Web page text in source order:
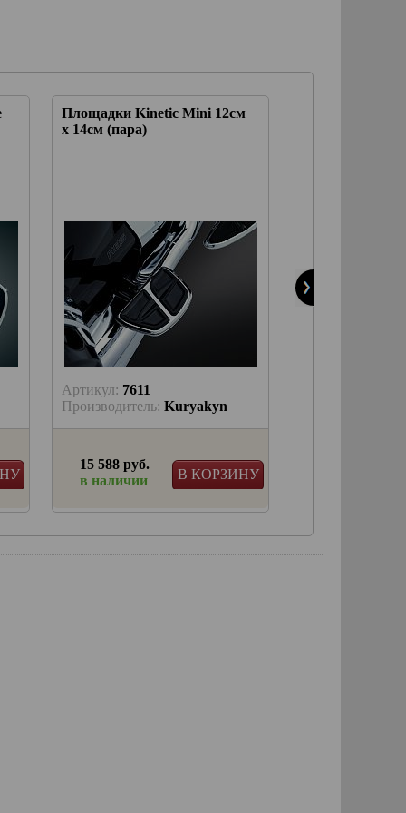
Площадки Kinetic Mini 12см
х 14см (пара)
Артикул: 7611
Производитель: Kuryakyn
В КОРЗИНУ
15 588 руб.
в наличии